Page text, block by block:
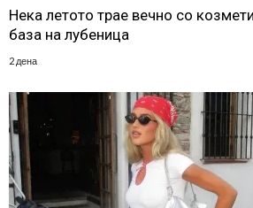
Нека летото трае вечно со
база на лубеница
2 дена